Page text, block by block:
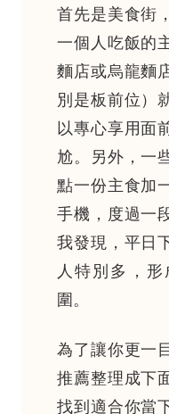
首先是美食街
一個人吃飯的
麵店或烏龍麵
別是板前位）
以專心享用面
尬。另外，一
點一份主食加
手機，度過一
我發現，平日
人特別多，
圍。
為了讓你更一
推薦整理成下
找到適合你當